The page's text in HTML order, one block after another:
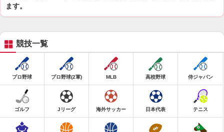
ます。
競技一覧
プロ野球 プロ野球(2軍) MLB 高校野球 侍ジャパン
ゴルフ Jリーグ 海外サッカー 日本代表 テニス